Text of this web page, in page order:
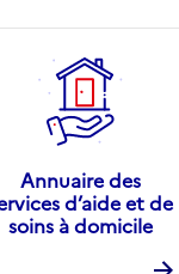
Annuaire des
d’aide et de
soins à domicile